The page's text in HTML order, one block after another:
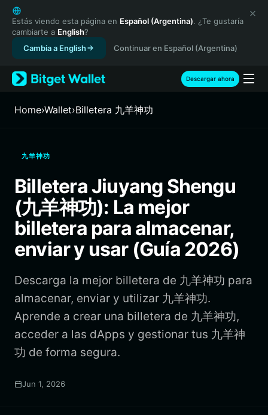
English
日本語
Tiếng Việt
Русский
Español (Latinoamérica)
Türkçe
Français
繁體中文
Bahasa Indonesia
ภาษาไทย
हिन्दी
Español
Português (Brasil)
Estás viendo esta página en Español (Argentina). ¿Te gustaría
cambiarte a English?
Cambia a English
Continuar en Español (Argentina)
Descargar ahora
Home›Wallet›Billetera 九羊神功
九羊神功
Billetera Jiuyang Shengu
(九羊神功): La mejor
billetera para almacenar,
enviar y usar (Guía 2026)
Descarga la mejor billetera de 九羊神功 para
almacenar, enviar y utilizar 九羊神功.
Aprende a crear una billetera de 九羊神功,
acceder a las dApps y gestionar tus 九羊神
功 de forma segura.
Jun 1, 2026